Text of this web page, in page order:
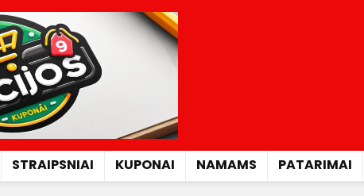
STRAIPSNIAI KUPONAI NAMAMS PATARIMAI